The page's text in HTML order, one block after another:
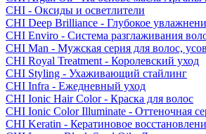
CHI - Оксиды и осветлители
CHI Deep Brilliance - Глубокое
CHI Enviro - Система разглаживания
CHI Man - Мужская серия для волос,
CHI Royal Treatment - Королевский уход
CHI Styling - Ухаживающий стайлинг
CHI Infra - Ежедневный уход
CHI Ionic Hair Color - Краска для волос
CHI Ionic Color Illuminate - Оттеночная
CHI Keratin - Кератиновое